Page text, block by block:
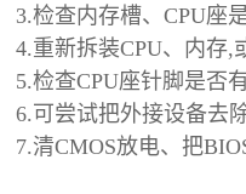
3.检查内存槽、CPU座
4.重新拆装CPU、内存,
5.检查CPU座针脚是否
6.可尝试把外接设备去
7.清CMOS放电、把